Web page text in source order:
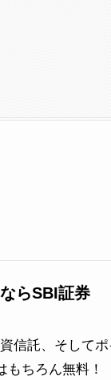
らSBI証券
信託、そして
もちろん無料！